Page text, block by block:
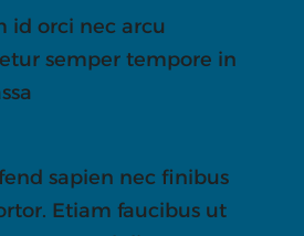
id orci nec arcu
semper tempore in
sapien nec finibus
Etiam faucibus ut